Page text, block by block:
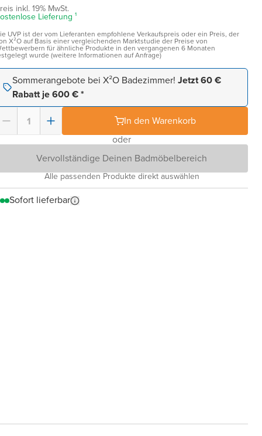
inkl. 19% MwSt.
Lieferung ¹
UVP ist der vom Lieferanten empfohlene Verkaufspreis oder ein Preis, der
X²O auf Basis einer vergleichenden Marktstudie der Preise von
für ähnliche Produkte in den vergangenen 6 Monaten
wurde (weitere Informationen auf Anfrage)
Sommerangebote bei X²O Badezimmer! Jetzt 60 €
Rabatt je 600 € *
In den Warenkorb
oder
Vervollständige Deinen Badmöbelbereich
Alle passenden Produkte direkt auswählen
Sofort lieferbar